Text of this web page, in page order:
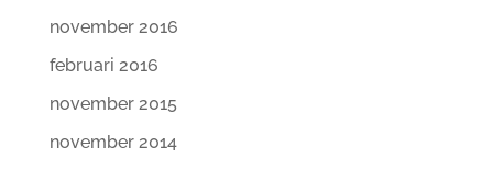
november 2016
februari 2016
november 2015
november 2014